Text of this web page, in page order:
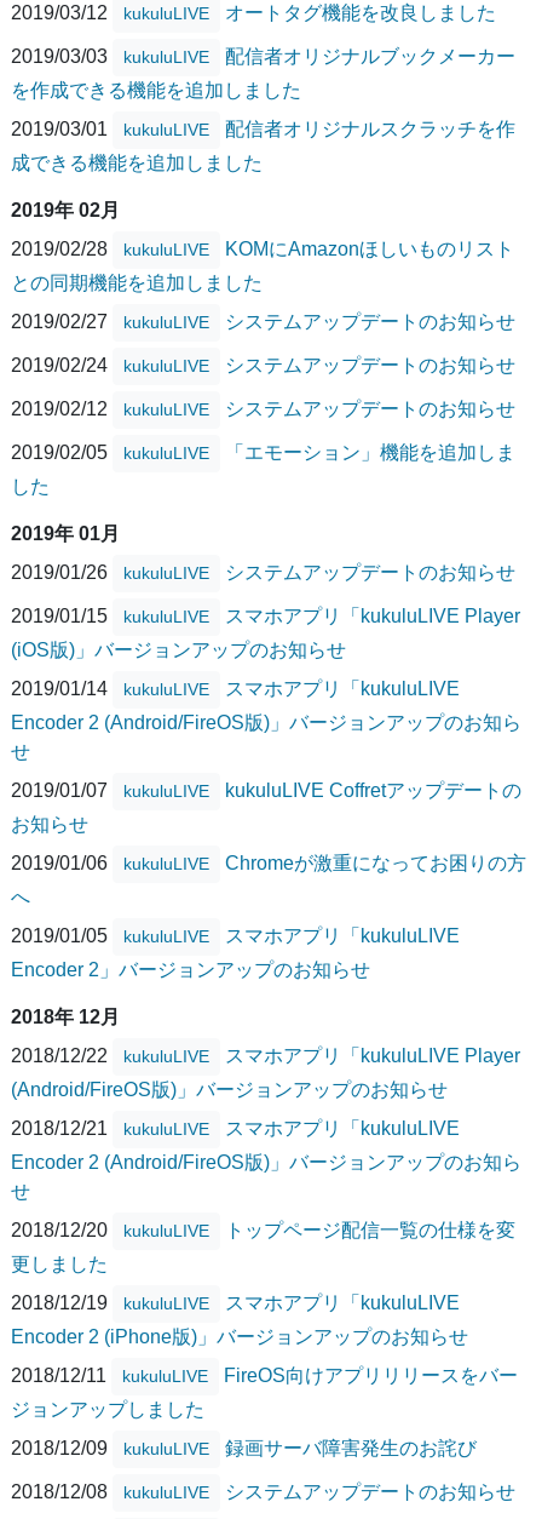
2019/03/12 kukuluLIVE オートタグ機能を改良しました
2019/03/03 kukuluLIVE
配信者オリジナルブックメーカー
を作成できる機能を追加しました
2019/03/01
kukuluLIVE
配信者オリジナルスクラッチを作
成できる機能を追加しました
2019年 02月
2019/02/28
kukuluLIVE
KOMにAmazonほしいものリスト
との同期機能を追加しました
2019/02/27
kukuluLIVE システムアップデートのお知らせ
2019/02/24 kukuluLIVE システムアップデートのお知らせ
2019/02/12 kukuluLIVE システムアップデートのお知らせ
2019/02/05 kukuluLIVE
「エモーション」機能を追加しま
した
2019年 01月
2019/01/26
kukuluLIVE システムアップデートのお知らせ
2019/01/15 kukuluLIVE
スマホアプリ「kukuluLIVE Player
(iOS版)」バージョンアップのお知らせ
2019/01/14
kukuluLIVE
スマホアプリ「kukuluLIVE
Encoder 2 (Android/FireOS版)」バージョンアップのお知ら
せ
2019/01/07
kukuluLIVE
kukuluLIVE Coffretアップデートの
お知らせ
2019/01/06
kukuluLIVE
Chromeが激重になってお困りの方
へ
2019/01/05
kukuluLIVE
スマホアプリ「kukuluLIVE
Encoder 2」バージョンアップのお知らせ
2018年 12月
2018/12/22
kukuluLIVE
スマホアプリ「kukuluLIVE Player
(Android/FireOS版)」バージョンアップのお知らせ
2018/12/21
kukuluLIVE
スマホアプリ「kukuluLIVE
Encoder 2 (Android/FireOS版)」バージョンアップのお知ら
せ
2018/12/20
kukuluLIVE
トップページ配信一覧の仕様を変
更しました
2018/12/19
kukuluLIVE
スマホアプリ「kukuluLIVE
Encoder 2 (iPhone版)」バージョンアップのお知らせ
2018/12/11
kukuluLIVE
FireOS向けアプリリリースをバー
ジョンアップしました
2018/12/09
kukuluLIVE 録画サーバ障害発生のお詫び
2018/12/08 kukuluLIVE システムアップデートのお知らせ